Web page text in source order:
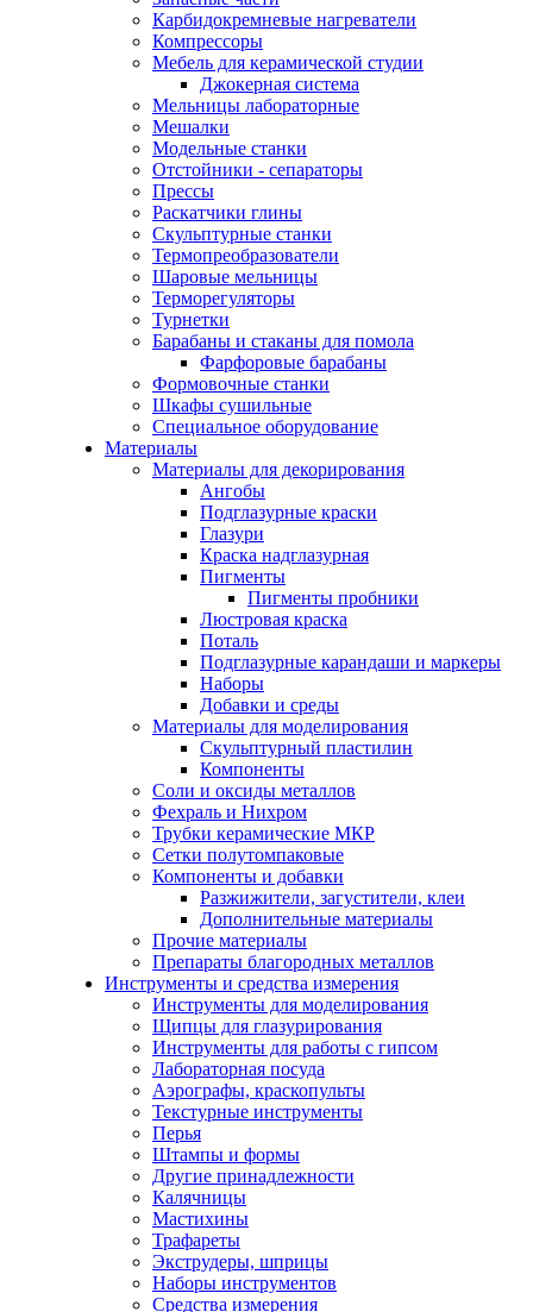
Карбидокремневые нагреватели
Компрессоры
Мебель для керамической студии
Джокерная система
Мельницы лабораторные
Мешалки
Модельные станки
Отстойники - сепараторы
Прессы
Раскатчики глины
Скульптурные станки
Термопреобразователи
Шаровые мельницы
Терморегуляторы
Турнетки
Барабаны и стаканы для помола
Фарфоровые барабаны
Формовочные станки
Шкафы сушильные
Специальное оборудование
Материалы
Материалы для декорирования
Ангобы
Подглазурные краски
Глазури
Краска надглазурная
Пигменты
Пигменты пробники
Люстровая краска
Поталь
Подглазурные карандаши и маркеры
Наборы
Добавки и среды
Материалы для моделирования
Скульптурный пластилин
Компоненты
Соли и оксиды металлов
Фехраль и Нихром
Трубки керамические МКР
Сетки полутомпаковые
Компоненты и добавки
Разжижители, загустители, клеи
Дополнительные материалы
Прочие материалы
Препараты благородных металлов
Инструменты и средства измерения
Инструменты для моделирования
Щипцы для глазурирования
Инструменты для работы с гипсом
Лабораторная посуда
Аэрографы, краскопульты
Текстурные инструменты
Перья
Штампы и формы
Другие принадлежности
Калячницы
Мастихины
Трафареты
Экструдеры, шприцы
Наборы инструментов
Средства измерения